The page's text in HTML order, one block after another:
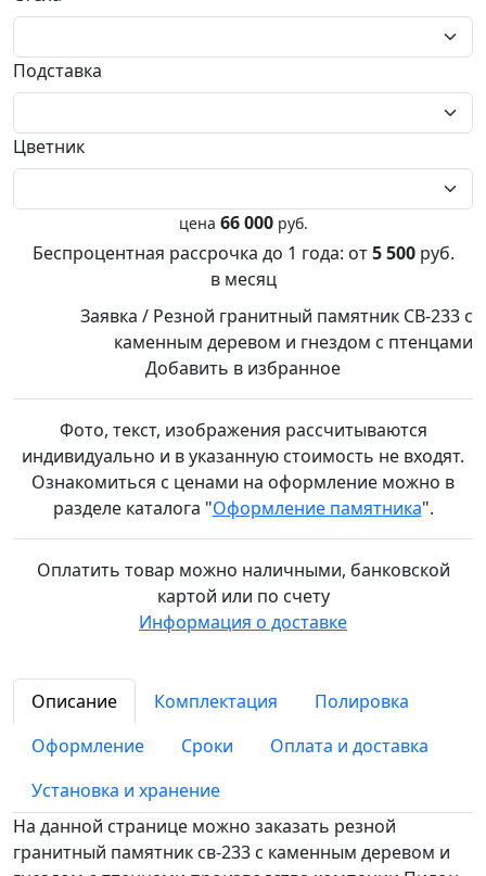
Подставка
Цветник
цена 66 000 руб.
Беспроцентная рассрочка до 1 года: от5 500руб.
в месяц
Заявка / Резной гранитный памятник СВ-233 с
каменным деревом и гнездом с птенцами
Добавить в избранное
Фото, текст, изображения рассчитываются
индивидуально и в указанную стоимость не входят.
Ознакомиться с ценами на оформление можно в
разделе каталога "Оформление памятника".
Оплатить товар можно наличными, банковской
картой или по счету
Информация о доставке
Описание Комплектация
Полировка
Оформление
Сроки
Оплата и доставка
Установка и хранение
На данной странице можно заказать резной
гранитный памятник св-233 с каменным деревом и